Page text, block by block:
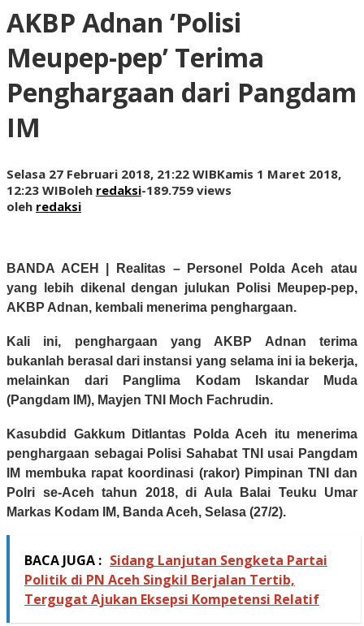
AKBP Adnan ‘Polisi
Meupep-pep’ Terima
Penghargaan dari Pangdam
IM
Selasa 27 Februari 2018, 21:22 WIBKamis 1 Maret 2018,
12:23 WIBoleh redaksi-189.759 views
oleh redaksi
BANDA ACEH | Realitas– Personel Polda Aceh atau
yang lebih dikenal dengan julukan Polisi Meupep-pep,
AKBP Adnan, kembali menerima penghargaan.
Kali ini, penghargaan yang AKBP Adnan terima
bukanlah berasal dari instansi yang selama ini ia bekerja,
melainkan dari Panglima Kodam Iskandar Muda
(Pangdam IM), Mayjen TNI Moch Fachrudin.
Kasubdid Gakkum Ditlantas Polda Aceh itu menerima
penghargaan sebagai Polisi Sahabat TNI usai Pangdam
IM membuka rapat koordinasi (rakor) Pimpinan TNI dan
Polri se-Aceh tahun 2018, di Aula Balai Teuku Umar
Markas Kodam IM, Banda Aceh, Selasa (27/2).
BACA JUGA : Sidang Lanjutan Sengketa Partai
Politik di PN Aceh Singkil Berjalan Tertib,
Tergugat Ajukan Eksepsi Kompetensi Relatif